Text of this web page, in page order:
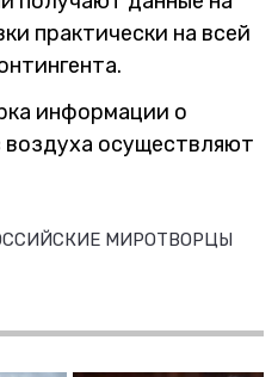
практически на всей
информации о
воздуха осуществляют
МИРОТВОРЦЫ